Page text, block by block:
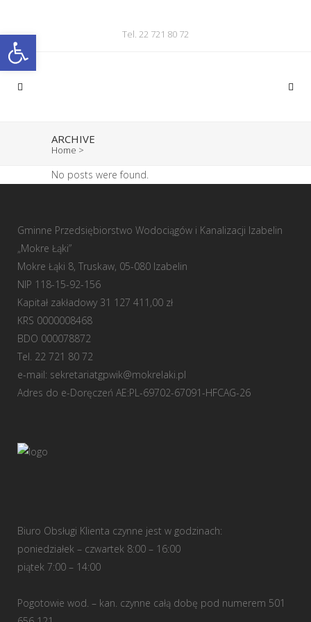
Tel. 22 721 80 72
ARCHIVE
Home >
No posts were found.
Gminne Przedsiębiorstwo Wodociągów i Kanalizacji Izabelin
„Mokre Łąki”
Mokre Łąki 8, Truskaw, 05-080 Izabelin
NIP 118-15-92-156
Kapitał zakładowy 31 127 411,00 zł
KRS 0000008468
BDO 000078872
Tel. 22 721 80 72
e-mail: sekretariatgpwik@mokrelaki.pl
Adres do e-Doręczeń AE:PL-69702-67091-HFCAG-26
Biuro Obsługi Klienta czynne jest w godzinach:
poniedziałek – czwartek 8:00 – 16:00
piątek 7:00 – 14:00
Pogotowie wod. – kan. czynne całą dobę pod numerem 501
Otwórz pasek narzędzi